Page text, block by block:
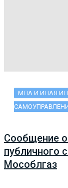
МПА И ИНАЯ
Сообщение
публичного
Мособлгаз